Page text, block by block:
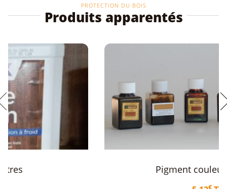
PROTECTION DU BOIS
Produits apparentés
Pigment couleur au choix
Ce
produit
a
plusieurs
variations.
Les
options
peuvent
être
choisies
sur
la
page
du